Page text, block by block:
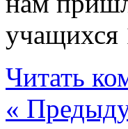
Читать
«